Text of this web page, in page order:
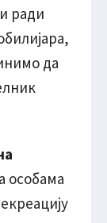
ради
да
особама